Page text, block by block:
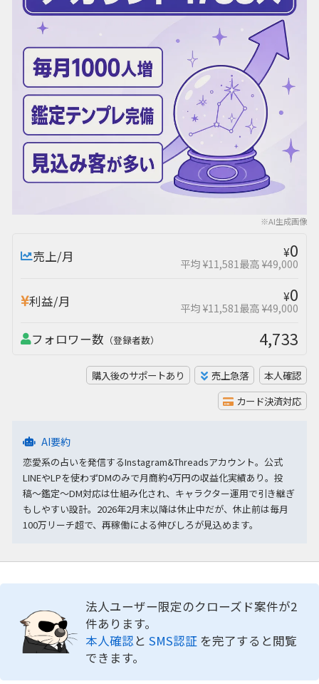
※AI生成画像
売上/月 ¥0
平均 ¥11,581最高 ¥49,000
利益/月 ¥0
平均 ¥11,581最高 ¥49,000
フォロワー数 （登録者数） 4,733
購入後のサポートあり 売上急落
本人確認
カード決済対応
AI要約
恋愛系の占いを発信するInstagram&Threadsアカウント。公式
LINEやLPを使わずDMのみで月商約4万円の収益化実績あり。投
稿〜鑑定〜DM対応は仕組み化され、キャラクター運用で引き継ぎ
もしやすい設計。2026年2月末以降は休止中だが、休止前は毎月
100万リーチ超で、再稼働による伸びしろが見込めます。
法人ユーザー限定のクローズド案件が2
件あります。
本人確認と SMS認証 を完了すると閲覧
できます。